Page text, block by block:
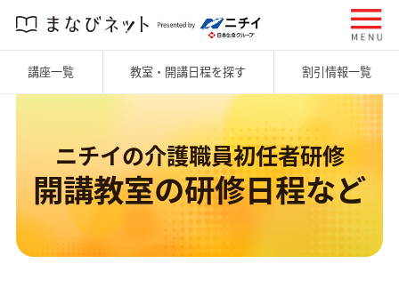
講座一覧 教室・開講日程を探す 割引情報一覧
ニチイの介護職員初任者研修
開講教室の研修日程など